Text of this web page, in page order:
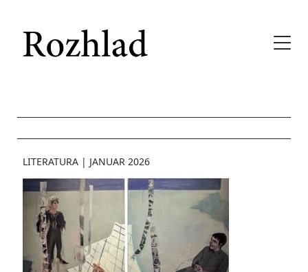
LITERATURA | JANUAR 2026